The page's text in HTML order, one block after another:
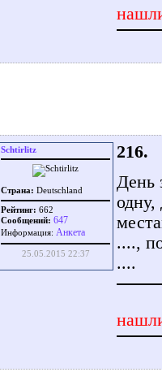
Schtirlitz
Страна: Deutschland
Рейтинг: 662
Сообщений: 647
Информация: Aнкета
25.05.2015 22:37
216.
День
одну,
....,
....